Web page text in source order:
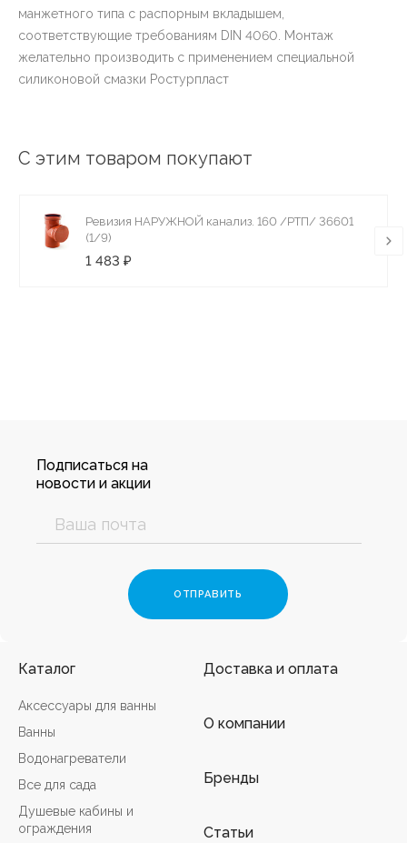
манжетного типа с распорным вкладышем,
соответствующие требованиям DIN 4060. Монтаж
желательно производить с применением специальной
силиконовой смазки Ростурпласт
С этим товаром покупают
Ревизия НАРУЖНОЙ канализ. 160 /РТП/ 36601
(1/9)
1 483 ₽
Подписаться на
новости и акции
Каталог
Аксессуары для ванны
Ванны
Водонагреватели
Все для сада
Душевые кабины и
ограждения
Доставка и оплата
О компании
Бренды
Статьи